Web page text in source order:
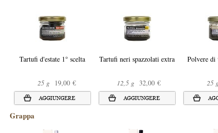
Tartufi d'estate 1° scelta
25 g 19,00 €
Tartufi neri spazzolati extra
12,5 g 32,00 €
Polvere di
25
Grappa